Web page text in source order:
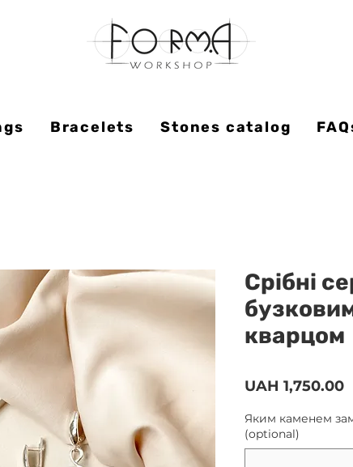
Bracelets Stones catalog
Срібні
кварцом
UAH 1,750.00
Яким каменем
(optional)